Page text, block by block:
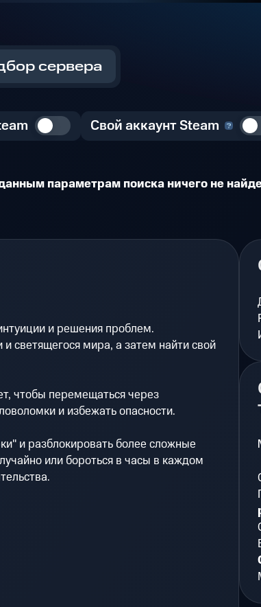
сервера
Свой аккаунт Steam
параметрам поиска ничего не
и решения проблем.
светящегося мира, а затем найти свой
чтобы перемещаться через
и избежать опасности.
и разблокировать более сложные
или бороться в часы в каждом